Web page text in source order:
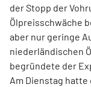
der Stopp der
Ölpreisschwäche
aber nur geringe
niederländischen
begründete der
Am Dienstag